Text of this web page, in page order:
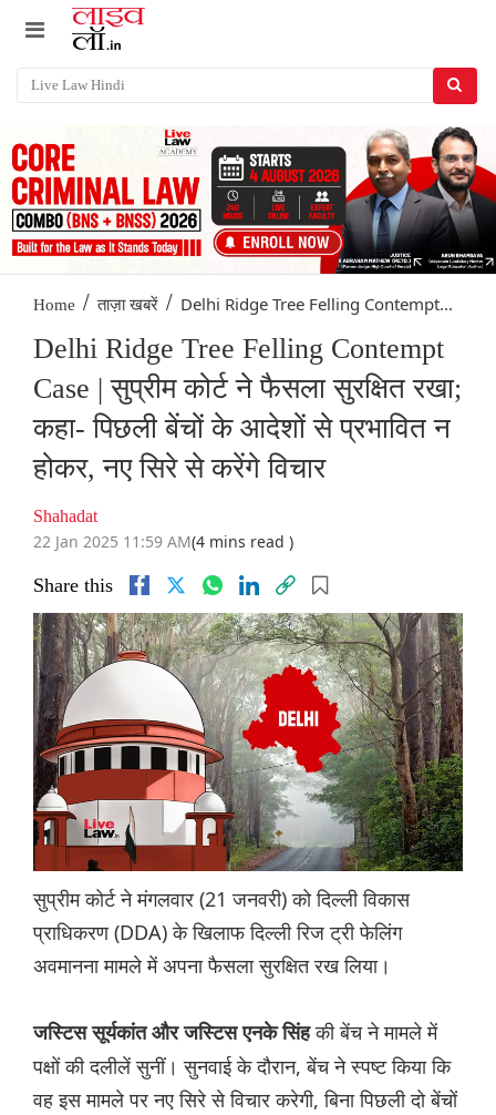
Home / ताज़ा खबरें / Delhi Ridge Tree Felling Contempt...
Delhi Ridge Tree Felling Contempt
Case | सुप्रीम कोर्ट ने फैसला सुरक्षित रखा;
कहा- पिछली बेंचों के आदेशों से प्रभावित न
होकर, नए सिरे से करेंगे विचार
Shahadat
22 Jan 2025 11:59 AM(4 mins read )
Share this
सुप्रीम कोर्ट ने मंगलवार (21 जनवरी) को दिल्ली विकास
प्राधिकरण (DDA) के खिलाफ दिल्ली रिज ट्री फेलिंग
अवमानना ​​मामले में अपना फैसला सुरक्षित रख लिया।
जस्टिस सूर्यकांत और जस्टिस एनके सिंहकी बेंच ने मामले में
पक्षों की दलीलें सुनीं। सुनवाई के दौरान, बेंच ने स्पष्ट किया कि
वह इस मामले पर नए सिरे से विचार करेगी, बिना पिछली दो बेंचों